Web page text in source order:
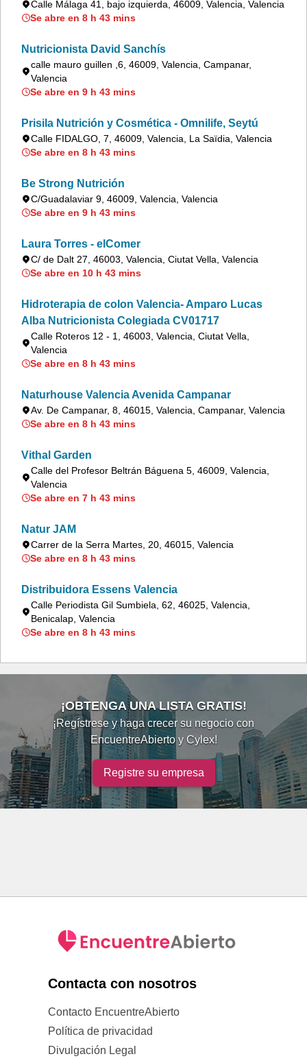
Calle Málaga 41, bajo izquierda, 46009, Valencia, Valencia
Se abre en 8 h 43 mins
Nutricionista David Sanchís
calle mauro guillen ,6, 46009, Valencia, Campanar,
Valencia
Se abre en 9 h 43 mins
Prisila Nutrición y Cosmética - Omnilife, Seytú
Calle FIDALGO, 7, 46009, Valencia, La Saïdia, Valencia
Se abre en 8 h 43 mins
Be Strong Nutrición
C/Guadalaviar 9, 46009, Valencia, Valencia
Se abre en 9 h 43 mins
Laura Torres - elComer
C/ de Dalt 27, 46003, Valencia, Ciutat Vella, Valencia
Se abre en 10 h 43 mins
Hidroterapia de colon Valencia- Amparo Lucas
Alba Nutricionista Colegiada CV01717
Calle Roteros 12 - 1, 46003, Valencia, Ciutat Vella,
Valencia
Se abre en 8 h 43 mins
Naturhouse Valencia Avenida Campanar
Av. De Campanar, 8, 46015, Valencia, Campanar, Valencia
Se abre en 8 h 43 mins
Vithal Garden
Calle del Profesor Beltrán Báguena 5, 46009, Valencia,
Valencia
Se abre en 7 h 43 mins
Natur JAM
Carrer de la Serra Martes, 20, 46015, Valencia
Se abre en 8 h 43 mins
Distribuidora Essens Valencia
Calle Periodista Gil Sumbiela, 62, 46025, Valencia,
Benicalap, Valencia
Se abre en 8 h 43 mins
¡OBTENGA UNA LISTA GRATIS!
¡Regístrese y haga crecer su negocio con
EncuentreAbierto y Cylex!
Registre su empresa
Contacta con nosotros
Contacto EncuentreAbierto
Política de privacidad
Divulgación Legal